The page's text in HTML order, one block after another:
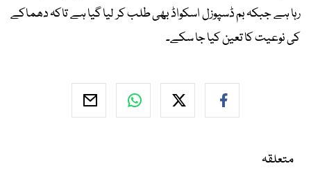
رہا ہے جبکہ بم ڈسپوزل اسکواڈ بھی طلب کر لیا گیا ہے تاکہ دھماکے
کی نوعیت کا تعین کیا جا سکے۔
متعلقہ